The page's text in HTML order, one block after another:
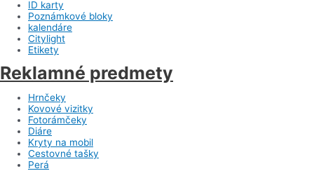
ID karty
Poznámkové bloky
kalendáre
Citylight
Etikety
Reklamné predmety
Hrnčeky
Kovové vizitky
Fotorámčeky
Diáre
Kryty na mobil
Cestovné tašky
Perá